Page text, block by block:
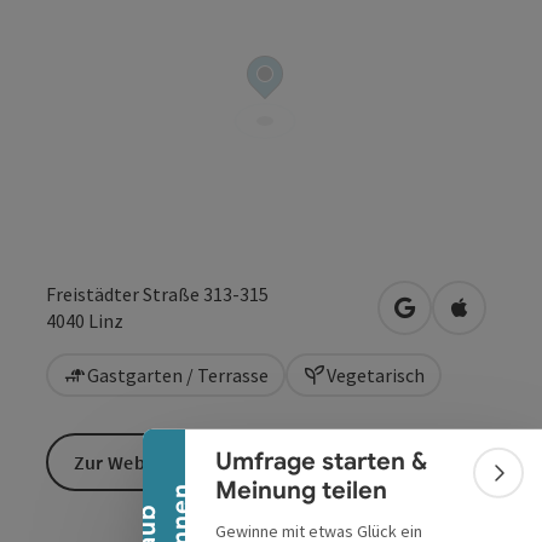
Banner einklappen
Umfrage starten &
Meinung teilen
Gewinne mit etwas Glück ein
Freistädter Straße 313-315
4040 Linz in Googlein Apple
Gastgarten / Terrasse Vegetarisch
Zur Website